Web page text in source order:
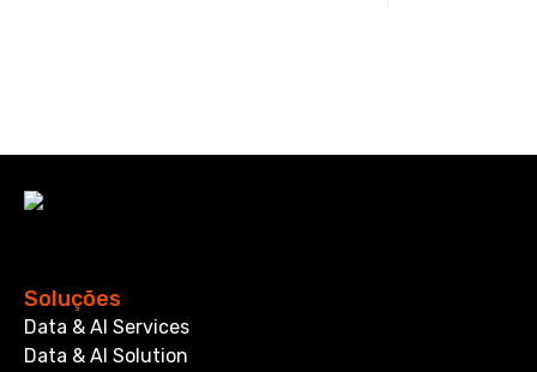
Soluções
Data & AI Services
Data & AI Solution